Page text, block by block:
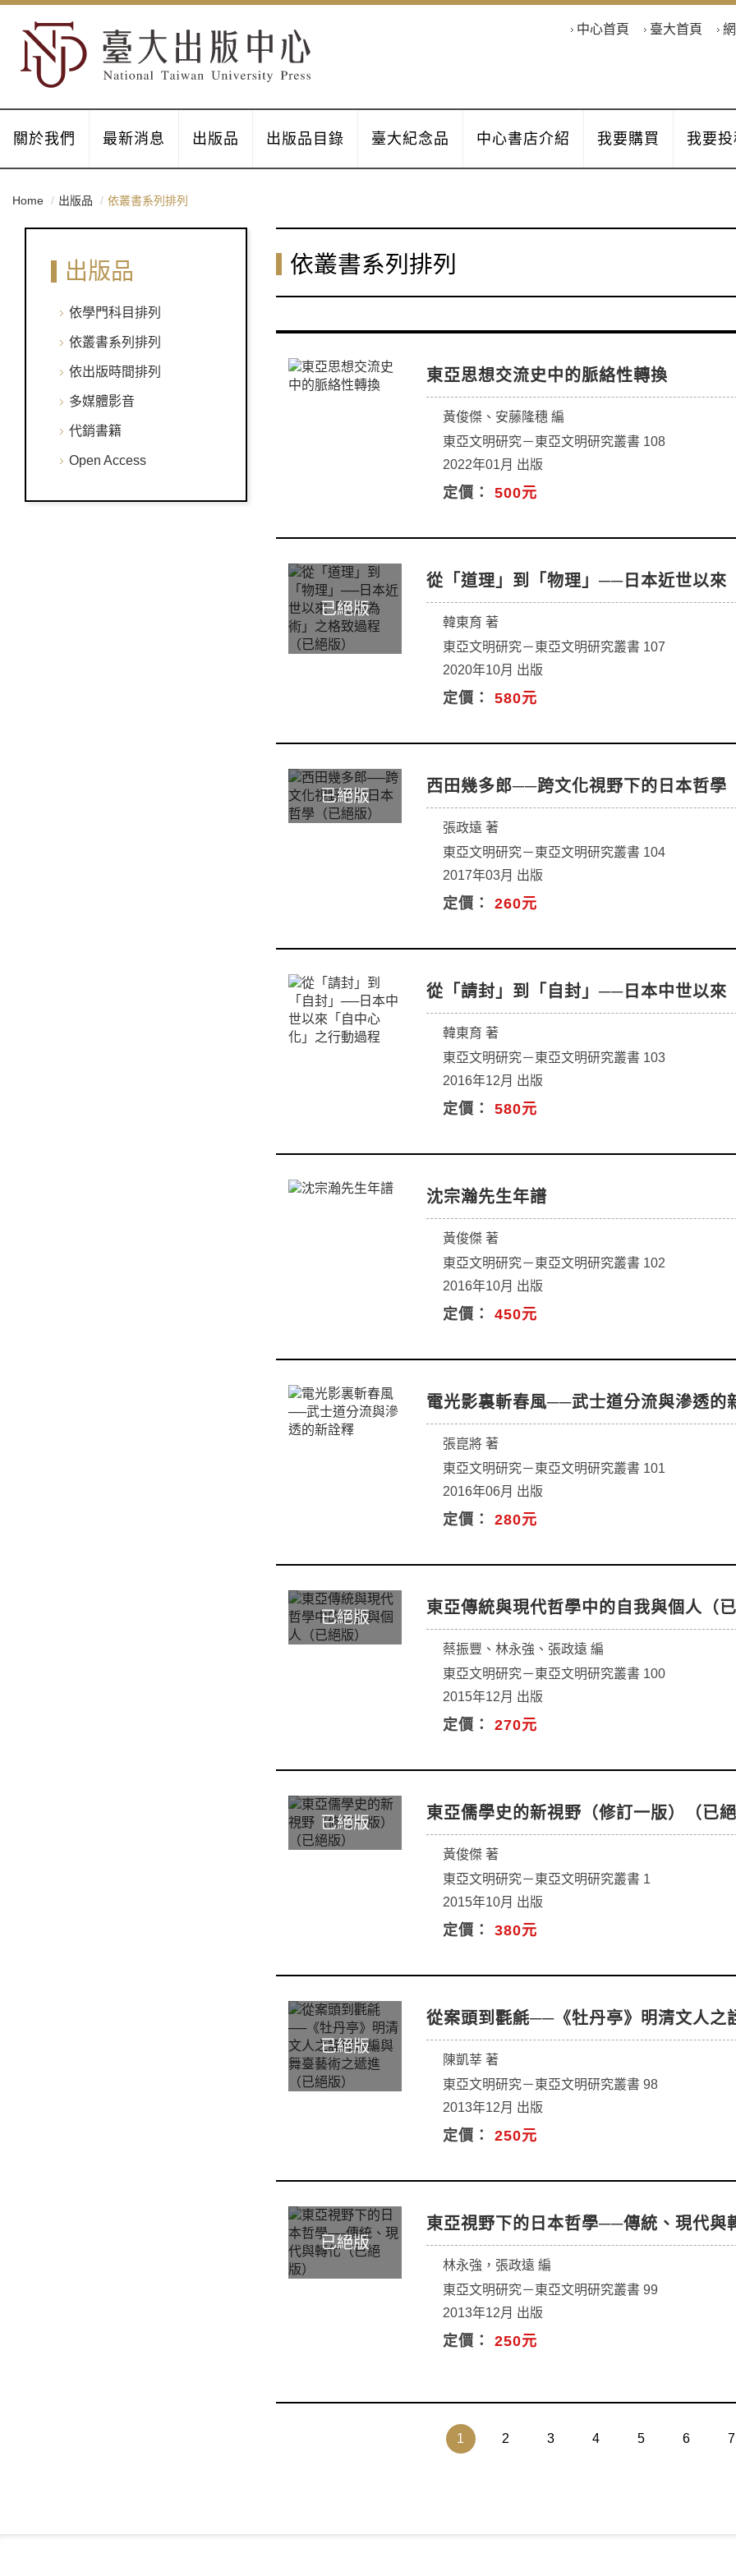
中心首頁 臺大首頁
關於我們 最新消息 出版品 出版品目錄 臺大紀念品 中心書店介紹 我要購買 我要
Home 出版品 依叢書系列排列
出版品
依學門科目排列
依叢書系列排列
依出版時間排列
多媒體影音
代銷書籍
Open Access
依叢書系列排列
東亞思想交流史中的脈絡性轉換
黃俊傑、安藤隆穗 編
東亞文明研究－東亞文明研究叢書 108
2022年01月 出版
定價： 500元
從「道理」到「物理」──日本近世以來
韓東育 著
東亞文明研究－東亞文明研究叢書 107
2020年10月 出版
定價： 580元
西田幾多郎──跨文化視野下的日本哲學
張政遠 著
東亞文明研究－東亞文明研究叢書 104
2017年03月 出版
定價： 260元
從「請封」到「自封」──日本中世以來
韓東育 著
東亞文明研究－東亞文明研究叢書 103
2016年12月 出版
定價： 580元
沈宗瀚先生年譜
黃俊傑 著
東亞文明研究－東亞文明研究叢書 102
2016年10月 出版
定價： 450元
電光影裏斬春風──武士道分流與滲透的
張崑將 著
東亞文明研究－東亞文明研究叢書 101
2016年06月 出版
定價： 280元
東亞傳統與現代哲學中的自我與個人（
蔡振豐、林永強、張政遠 編
東亞文明研究－東亞文明研究叢書 100
2015年12月 出版
定價： 270元
東亞儒學史的新視野（修訂一版）（已
黃俊傑 著
東亞文明研究－東亞文明研究叢書 1
2015年10月 出版
定價： 380元
從案頭到氍毹──《牡丹亭》明清文人之
陳凱莘 著
東亞文明研究－東亞文明研究叢書 98
2013年12月 出版
定價： 250元
東亞視野下的日本哲學──傳統、現代與
林永強，張政遠 編
東亞文明研究－東亞文明研究叢書 99
2013年12月 出版
定價： 250元
1 (current)
2 3 4 5 6 7